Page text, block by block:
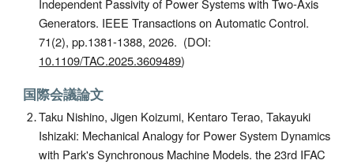
Independent Passivity of Power Systems with Two-Axis
Generators. IEEE Transactions on Automatic Control.
71(2), pp.1381-1388, 2026. (DOI:
10.1109/TAC.2025.3609489)
国際会議論文
Taku Nishino, Jigen Koizumi, Kentaro Terao, Takayuki
Ishizaki: Mechanical Analogy for Power System Dynamics
with Park's Synchronous Machine Models. the 23rd IFAC